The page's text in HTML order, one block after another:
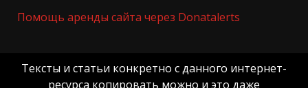
Помощь аренды сайта через Donatalerts
Тексты и статьи конкретно с данного интернет-
ресурса копировать можно и это даже